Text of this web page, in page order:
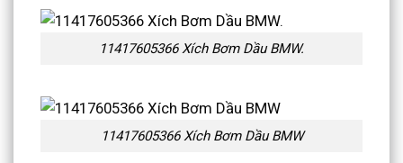
11417605366 Xích Bơm Dầu BMW.
11417605366 Xích Bơm Dầu BMW